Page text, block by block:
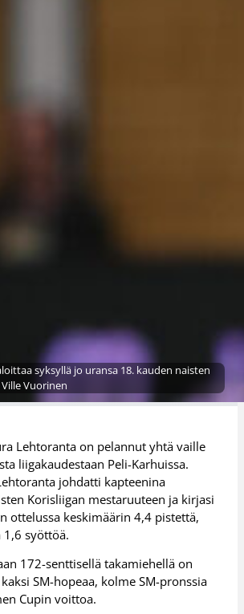
syksyllä jo uransa 18. kauden naisten
Vuorinen
Lehtoranta on pelannut yhtä vaille
liigakaudestaan Peli-Karhuissa.
johdatti kapteenina
Korisliigan mestaruuteen ja kirjasi
ottelussa keskimäärin 4,4 pistettä,
1,6 syöttöä.
172-senttisellä takamiehellä on
SM-hopeaa, kolme SM-pronssia
Cupin voittoa.